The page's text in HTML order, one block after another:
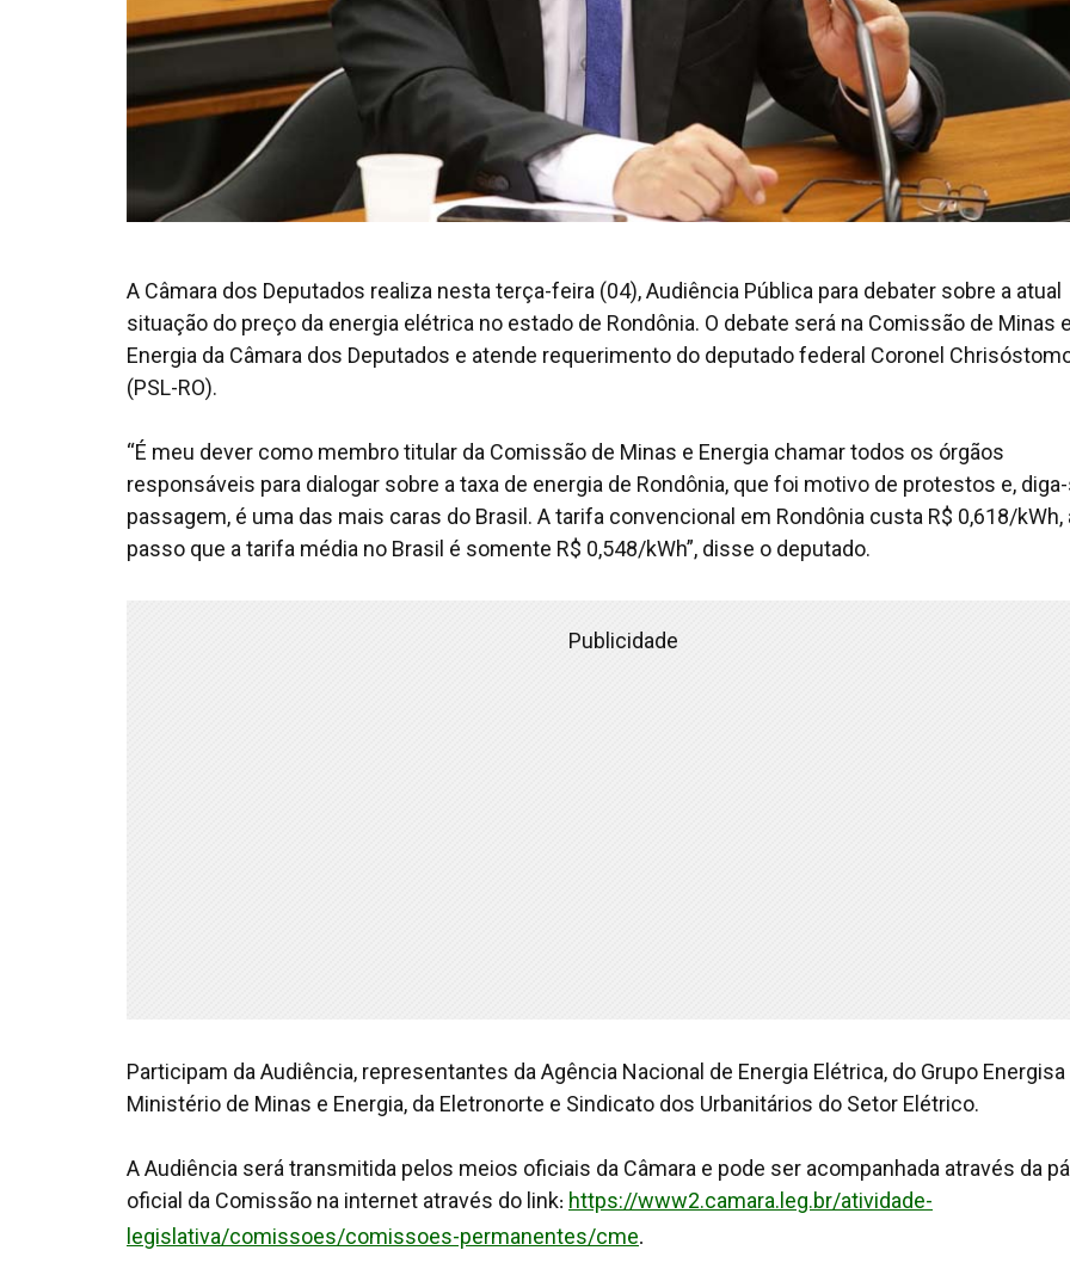
A Câmara dos Deputados realiza nesta terça-feira (04), Audiência Pública para debater sobre a atual
situação do preço da energia elétrica no estado de Rondônia. O debate será na Comissão de Minas
Energia da Câmara dos Deputados e atende requerimento do deputado federal Coronel
(PSL-RO).
“É meu dever como membro titular da Comissão de Minas e Energia chamar todos os órgãos
responsáveis para dialogar sobre a taxa de energia de Rondônia, que foi motivo de protestos e,
passagem, é uma das mais caras do Brasil. A tarifa convencional em Rondônia custa R$ 0,618/kWh,
passo que a tarifa média no Brasil é somente R$ 0,548/kWh”, disse o deputado.
Publicidade
Participam da Audiência, representantes da Agência Nacional de Energia Elétrica, do Grupo Energisa
Ministério de Minas e Energia, da Eletronorte e Sindicato dos Urbanitários do Setor Elétrico.
A Audiência será transmitida pelos meios oficiais da Câmara e pode ser acompanhada através da
oficial da Comissão na internet através do link: https://www2.camara.leg.br/atividade-
legislativa/comissoes/comissoes-permanentes/cme.